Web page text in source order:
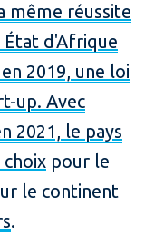
même réussite
État d'Afrique
2019, une loi
up. Avec
2021, le pays
pour le
le continent
.